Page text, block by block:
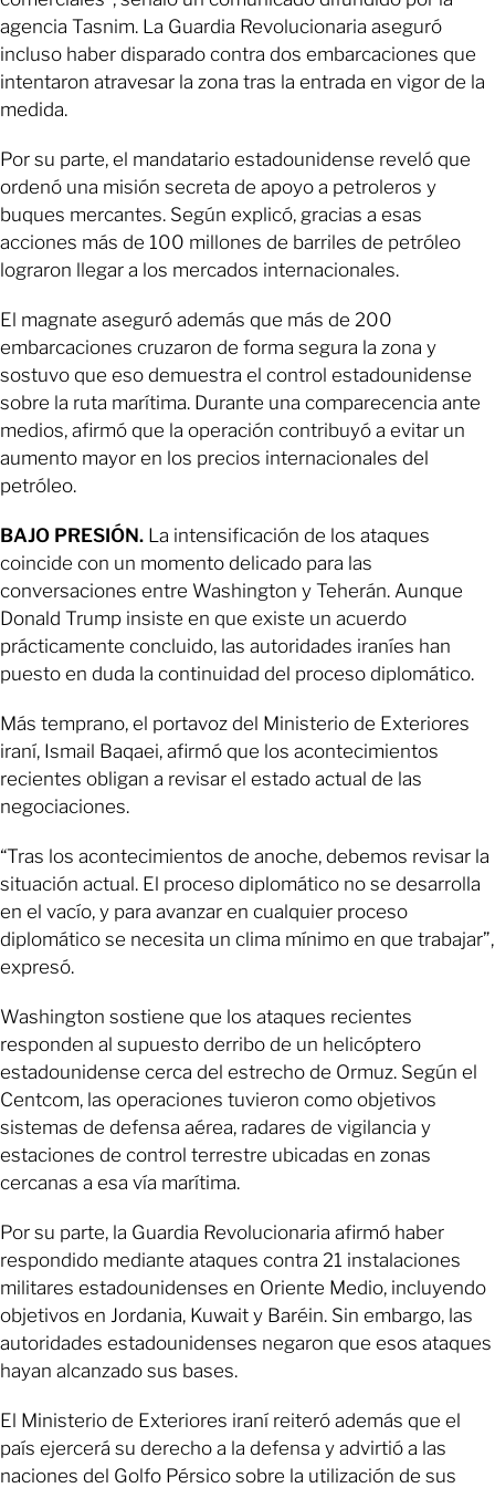
agencia Tasnim. La Guardia Revolucionaria aseguró
incluso haber disparado contra dos embarcaciones que
intentaron atravesar la zona tras la entrada en vigor de la
medida.
Por su parte, el mandatario estadounidense reveló que
ordenó una misión secreta de apoyo a petroleros y
buques mercantes. Según explicó, gracias a esas
acciones más de 100 millones de barriles de petróleo
lograron llegar a los mercados internacionales.
El magnate aseguró además que más de 200
embarcaciones cruzaron de forma segura la zona y
sostuvo que eso demuestra el control estadounidense
sobre la ruta marítima. Durante una comparecencia ante
medios, afirmó que la operación contribuyó a evitar un
aumento mayor en los precios internacionales del
petróleo.
BAJO PRESIÓN. La intensificación de los ataques
coincide con un momento delicado para las
conversaciones entre Washington y Teherán. Aunque
Donald Trump insiste en que existe un acuerdo
prácticamente concluido, las autoridades iraníes han
puesto en duda la continuidad del proceso diplomático.
Más temprano, el portavoz del Ministerio de Exteriores
iraní, Ismail Baqaei, afirmó que los acontecimientos
recientes obligan a revisar el estado actual de las
negociaciones.
“Tras los acontecimientos de anoche, debemos revisar la
situación actual. El proceso diplomático no se desarrolla
en el vacío, y para avanzar en cualquier proceso
diplomático se necesita un clima mínimo en que trabajar”,
expresó.
Washington sostiene que los ataques recientes
responden al supuesto derribo de un helicóptero
estadounidense cerca del estrecho de Ormuz. Según el
Centcom, las operaciones tuvieron como objetivos
sistemas de defensa aérea, radares de vigilancia y
estaciones de control terrestre ubicadas en zonas
cercanas a esa vía marítima.
Por su parte, la Guardia Revolucionaria afirmó haber
respondido mediante ataques contra 21 instalaciones
militares estadounidenses en Oriente Medio, incluyendo
objetivos en Jordania, Kuwait y Baréin. Sin embargo, las
autoridades estadounidenses negaron que esos ataques
hayan alcanzado sus bases.
El Ministerio de Exteriores iraní reiteró además que el
país ejercerá su derecho a la defensa y advirtió a las
naciones del Golfo Pérsico sobre la utilización de sus